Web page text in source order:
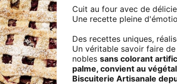
Cuit au four avec de
Une recette pleine
Des recettes uniques,
Un véritable savoir faire
nobles sans colorant
palme, convient au
Biscuiterie Artisanale